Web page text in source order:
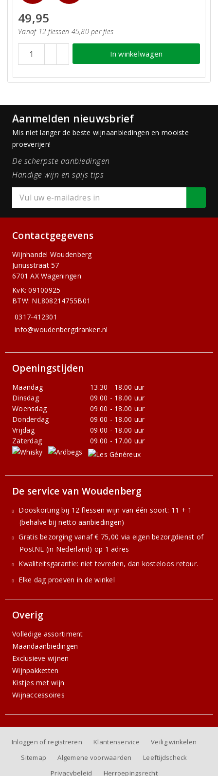
49,95
Vanaf 12 flessen 45,80 per fles
In winkelwagen
Aanmelden nieuwsbrief
Mis niet langer de beste wijnaanbiedingen en mooiste
proeverijen!
De scherpste aanbiedingen
Handige wijn en spijs tips
Contactgegevens
Wijnhandel Woudenberg
Junusstraat 57
6701 AX Wageningen
KvK: 09100925
BTW: NL808214755B01
0317-412301
info@woudenbergdranken.nl
Openingstijden
Maandag
13.30 - 18.00 uur
Dinsdag
09.00 - 18.00 uur
Woensdag
09.00 - 18.00 uur
Donderdag
09.00 - 18.00 uur
Vrijdag
09.00 - 18.00 uur
Zaterdag
09.00 - 17.00 uur
De service van Woudenberg
Dooskorting bij 12 flessen wijn van één soort: 11 + 1
(behalve bij netto aanbiedingen)
Gratis bezorging vanaf € 75,00 via eigen bezorgdienst of
PostNL (in Nederland) op 1 adres
Kwaliteitsgarantie: niet tevreden, dan kosteloos retour.
Elke dag proeven in de winkel
Overig
Volledige assortiment
Maandaanbiedingen
Exclusieve wijnen
Wijnpakketten
Kistjes met wijn
Wijnaccessoires
Inloggen of registreren Klantenservice
Veilig winkelen
Sitemap
Algemene voorwaarden
Leeftijdscheck
Privacybeleid
Herroepingsrecht